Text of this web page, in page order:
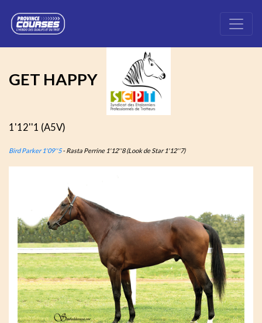
GET HAPPY
1'12''1 (A5V)
Bird Parker 1'09''5- Rasta Perrine 1'12''8 (Look de Star 1'12''7)